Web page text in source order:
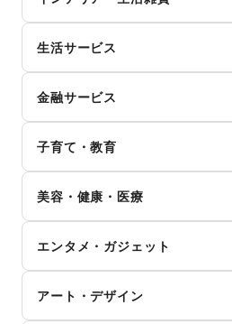
キッズ・ベビー・マタニティ
スポーツ
シーズナルウェア
腕時計
靴
バッグ・革小物
ファッション雑貨
和服・着物
古着
その他ファッション
パン
お弁当・惣菜
軽食・ホットスナック
コーヒー・紅茶
その他飲料
食材・調味料
物産展・マルシェ
キッチンカー・移動販売
野菜・果物・生鮮食品
その他フード・飲食
寝具・ベッド
家具・家電
キッチン雑貨・調理器具
掃除用品・生活便利品
文房具
手芸・ハンドメイド
花・盆栽・ドライフラワー
犬・猫・ペット
日用雑貨
食器・陶磁器
その他インテリア・生活雑貨
生活サービス
インターネット・プロバイダ
電気・ガス
ウォーターサーバー
ハウスクリーニング・家事代行
定期宅配
リサイクル雑貨・古本
冠婚葬祭
資格・習い事
リフォーム
住宅（購入・賃貸）
金融サービス
保険
銀行
住宅ローン
証券・FX
不動産投資
その他金融サービス
子育て・教育
ランドセル
学習教材・通信教育
子供向け教室・レッスン
塾・家庭教師
おもちゃ・絵本
その他子育て・教育
美容・健康・医療
ダイエット・健康グッズ
美容・コスメ・香水
ヘアケア・シャンプー
美容家電
エンタメ・ガジェット
スマホアクセサリー
ガジェット
アート・デザイン